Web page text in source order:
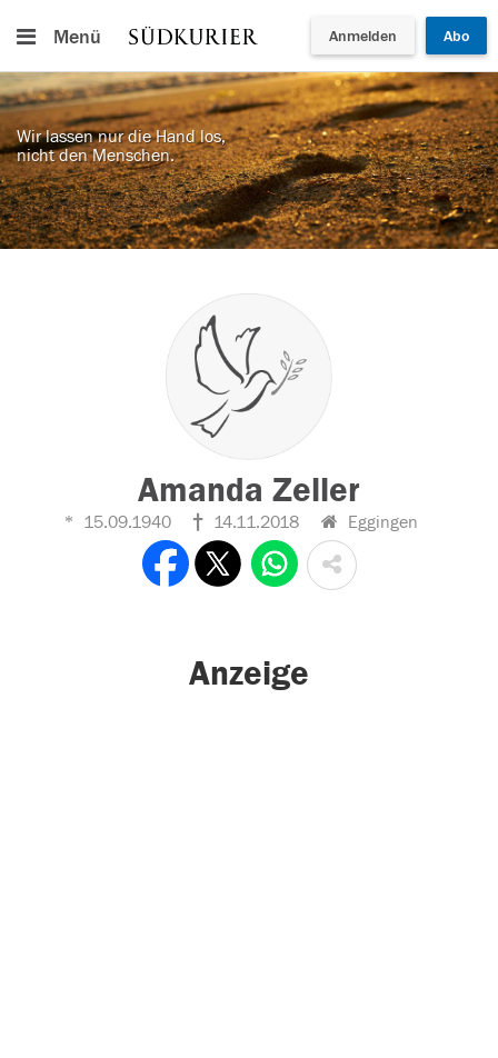
Menü Anmelden Abo
Wir lassen nur die Hand los,
nicht den Menschen.
Amanda Zeller
15.09.1940 14.11.2018 Eggingen
Anzeige